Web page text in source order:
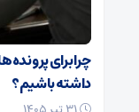
چرا برای
داشته باشیم؟